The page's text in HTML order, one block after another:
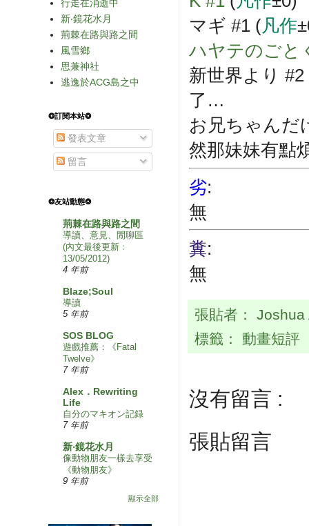
マギ #1 (凡作
ハヤテのごと
新世界より #2
了…
お兄ちゃんだ
然那妹妹有點
劣:
無
糞:
無
張貼者：
標籤： 動畫短評
沒有留言 :
張貼留言
行走在消逝中
新‧鏡花水月
荊棘在路與路之間
風雪鄉
思兼神社
逃逸於ACG島之中
❂訂閱本站❂
發表文章
留言
❂友站動態❂
荊棘在路與路之間
導讀、意見、閒聊區
(內文最後更新﹕
13/05/2012)
4 年前
Blaze;Soul
導讀
5 年前
SOS BLOG
遊戲推薦：《Fatal
Twelve》
7 年前
Alex．Rewriting
Life
自分のマキオン記録
7 年前
新‧鏡花水月
像動物朋友一樣去享受
《動物朋友》
9 年前
顯示全部